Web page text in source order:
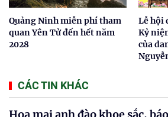
Quảng Ninh miễn phí tham
quan Yên Tử đến hết năm
2028
Lễ hội
Kỷ
của
CÁC TIN KHÁC
Hoa mai anh đào khoe sắc,